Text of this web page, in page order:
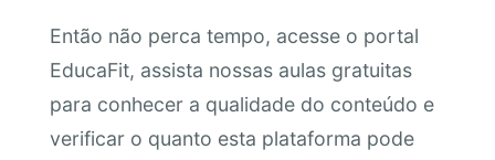
Então não perca tempo, acesse o portal
EducaFit, assista nossas aulas gratuitas
para conhecer a qualidade do conteúdo e
verificar o quanto esta plataforma pode